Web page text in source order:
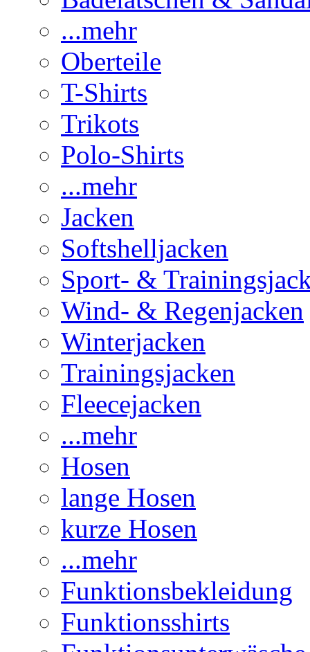
...mehr
Oberteile
T-Shirts
Trikots
Polo-Shirts
...mehr
Jacken
Softshelljacken
Sport- &
Wind- & Regenjacken
Winterjacken
Trainingsjacken
Fleecejacken
...mehr
Hosen
lange Hosen
kurze Hosen
...mehr
Funktionsbekleidung
Funktionsshirts